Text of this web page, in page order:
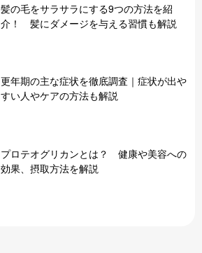
髪の毛をサラサラにする9つの方法を紹
介！ 髪にダメージを与える習慣も解説
更年期の主な症状を徹底調査｜症状が出や
すい人やケアの方法も解説
プロテオグリカンとは？ 健康や美容への
効果、摂取方法を解説